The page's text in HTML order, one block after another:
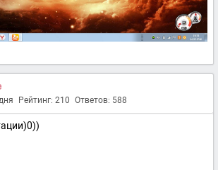
Рейтинг: 210 Ответов: 588